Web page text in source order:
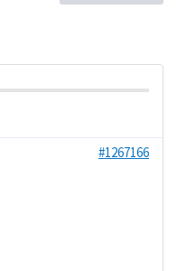
#1267166